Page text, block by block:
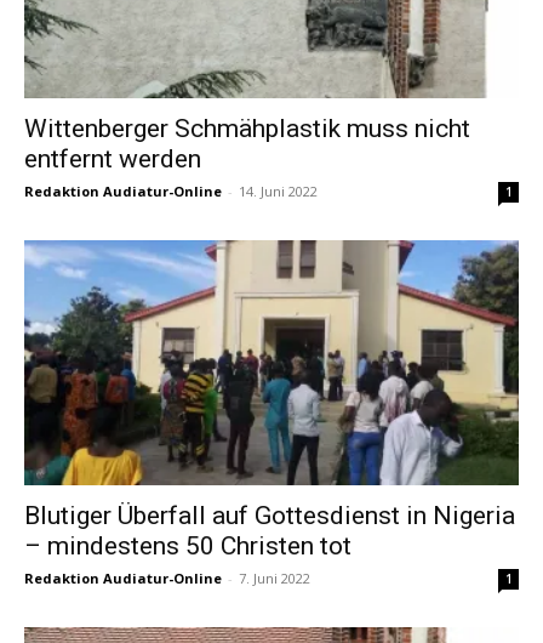
Wittenberger Schmähplastik muss nicht
entfernt werden
Redaktion Audiatur-Online - 14. Juni 2022 1
Blutiger Überfall auf Gottesdienst in Nigeria
– mindestens 50 Christen tot
Redaktion Audiatur-Online - 7. Juni 2022 1